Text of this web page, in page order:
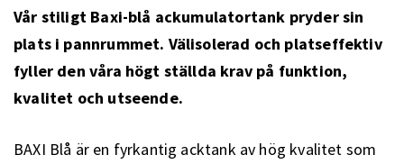
Vår stiligt Baxi-blå ackumulatortank pryder sin
plats i pannrummet. Välisolerad och platseffektiv
fyller den våra högt ställda krav på funktion,
kvalitet och utseende.
BAXI Blå är en fyrkantig acktank av hög kvalitet som